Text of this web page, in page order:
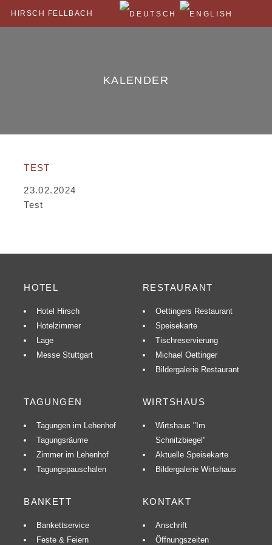
HIRSCH FELLBACH
KALENDER
TEST
23.02.2024
Test
HOTEL
Hotel Hirsch
Hotelzimmer
Lage
Messe Stuttgart
RESTAURANT
Oettingers Restaurant
Speisekarte
Tischreservierung
Michael Oettinger
Bildergalerie Restaurant
TAGUNGEN
Tagungen im Lehenhof
Tagungsräume
Zimmer im Lehenhof
Tagungspauschalen
WIRTSHAUS
Wirtshaus "Im
Schnitzbiegel"
Aktuelle Speisekarte
Bildergalerie Wirtshaus
BANKETT
Bankettservice
Feste & Feiern
KONTAKT
Anschrift
Öffnungszeiten